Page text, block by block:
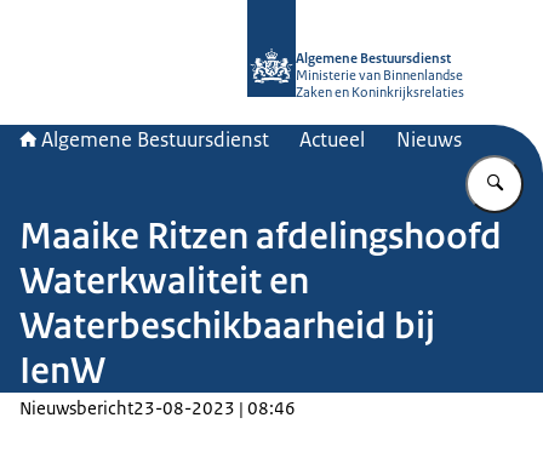
Algemene Bestuursdienst
Ministerie van Binnenlandse
Zaken en Koninkrijksrelaties
Algemene Bestuursdienst Actueel Nieuws
Maaike Ritzen afdelingshoofd
Waterkwaliteit en
Waterbeschikbaarheid bij
IenW
Nieuwsbericht23-08-2023 | 08:46